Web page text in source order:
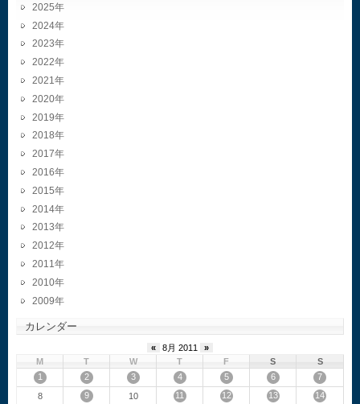
2025
2024
2023
2022
2021
2020
2019
2018
2017
2016
2015
2014
2013
2012
2011
2010
2009
カレンダー
« 8月 2011
»
M
T W T F S
S
1
2 3 4 5 6
7
8
9 10 11 12 13
14